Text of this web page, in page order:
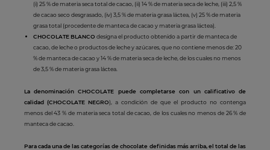
(i) 25 % de materia seca total de cacao, (ii) 14 % de materia seca de leche, (iii) 2,5 %
de cacao seco desgrasado, (iv) 3,5 % de materia grasa láctea, (v) 25 % de materia
grasa total (procedente de manteca de cacao y materia grasa láctea).
CHOCOLATE BLANCO designa el producto obtenido a partir de manteca de
cacao, de leche o productos de leche y azúcares, que no contiene menos de: 20
% de manteca de cacao y 14 % de materia seca de leche, de los cuales no menos
de 3,5 % de materia grasa láctea.
La denominación CHOCOLATE puede completarse con un calificativo de
calidad (CHOCOLATE NEGRO), a condición de que el producto no contenga
menos del 43 % de materia seca total de cacao, de los cuales no menos de 26 % de
manteca de cacao.
Para cada una de las categorías de chocolate definidas más arriba, el total de las